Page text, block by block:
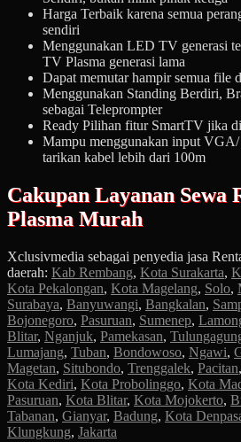
Harga Terbaik karena semua
sendiri
Menggunakan LED TV generasi
TV Plasma generasi lama
Dapat memutar hampir semua file
Menggunakan Standing Berdiri,
sebagai Teleprompter
Ready Pilihan fitur SmartTV jika
Mampu menggunakan input
tarikan kabel lebih dari 100m
Cakupan Layanan Sewa
Plasma Murah
Xclusivmedia sebagai penyedia jasa
daerah: Kab Rembang, Kota Surakarta,
Kota Pekalongan, Kota Magelang, Solo,
Surabaya, Banyuwangi, Bangkalan,
Bojonegoro, Pasuruan, Sumenep,
Blitar, Nganjuk, Pamekasan,
Lumajang, Tuban, Bondowoso, Ngawi,
Magetan, Situbondo, Trenggalek, Pacitan,
Kota Kediri, Kota Probolinggo, Kota
Pasuruan, Kota Blitar, Kota Mojokerto,
Tabanan, Gianyar, Badung, Kota
Klungkung, Jakarta